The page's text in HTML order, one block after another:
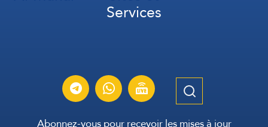
Services